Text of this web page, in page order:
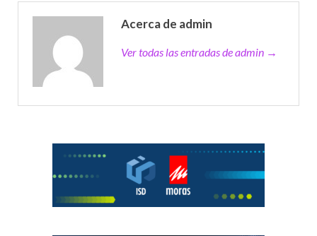
Acerca de admin
Ver todas las entradas de admin →